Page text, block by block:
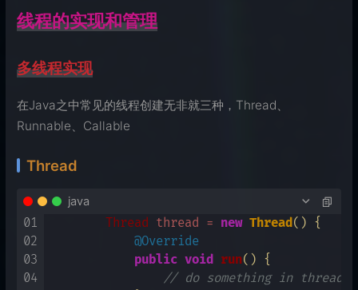
线程的实现和管理
多线程实现
在Java之中常见的线程创建无非就三种，Thread、
Runnable、Callable
Thread
java
01
02
03
04
Thread thread = new Thread() {
@Override
public void run() {
// do something in thread